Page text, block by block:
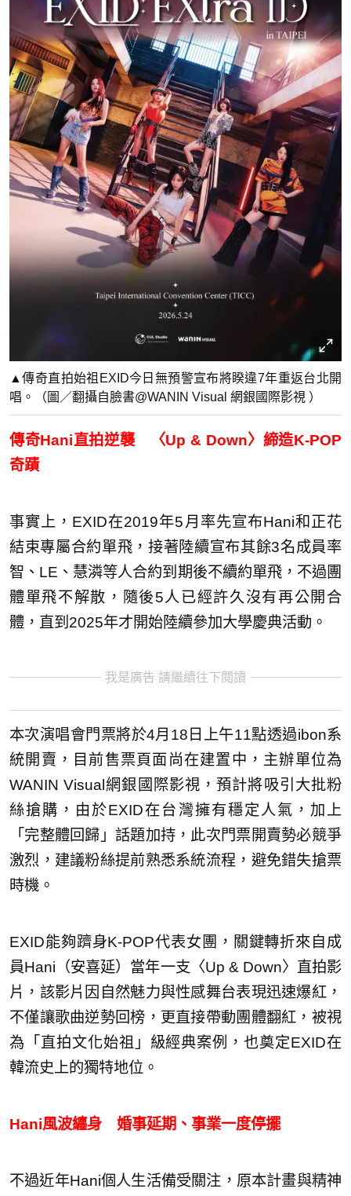
▲傳奇直拍始祖EXID今日無預警宣布將睽違7年重返台北開
唱。（圖／翻攝自臉書@WANIN Visual 網銀國際影視 ）
傳奇Hani直拍逆襲 〈Up & Down〉締造K-POP
奇蹟
事實上，EXID在2019年5月率先宣布Hani和正花
結束專屬合約單飛，接著陸續宣布其餘3名成員率
智、LE、慧潾等人合約到期後不續約單飛，不過團
體單飛不解散，隨後5人已經許久沒有再公開合
體，直到2025年才開始陸續參加大學慶典活動。
我是廣告 請繼續往下閱讀
本次演唱會門票將於4月18日上午11點透過ibon系
統開賣，目前售票頁面尚在建置中，主辦單位為
WANIN Visual網銀國際影視，預計將吸引大批粉
絲搶購，由於EXID在台灣擁有穩定人氣，加上
「完整體回歸」話題加持，此次門票開賣勢必競爭
激烈，建議粉絲提前熟悉系統流程，避免錯失搶票
時機。
EXID能夠躋身K-POP代表女團，關鍵轉折來自成
員Hani（安喜延）當年一支〈Up & Down〉直拍影
片，該影片因自然魅力與性感舞台表現迅速爆紅，
不僅讓歌曲逆勢回榜，更直接帶動團體翻紅，被視
為「直拍文化始祖」級經典案例，也奠定EXID在
韓流史上的獨特地位。
Hani風波纏身 婚事延期、事業一度停擺
不過近年Hani個人生活備受關注，原本計畫與精神